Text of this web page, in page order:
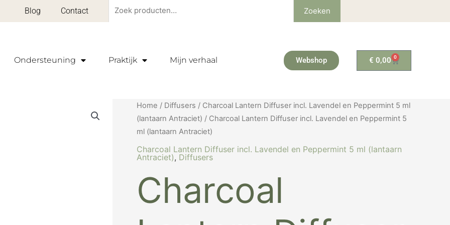
Blog Contact
Zoeken
Zoeken
Ondersteuning Praktijk Mijn verhaal Webshop € 0,00 0
Winkelwagen
Home / Diffusers / Charcoal Lantern Diffuser incl. Lavendel en Peppermint 5 ml
(lantaarn Antraciet) / Charcoal Lantern Diffuser incl. Lavendel en Peppermint 5
ml (lantaarn Antraciet)
Charcoal Lantern Diffuser incl. Lavendel en Peppermint 5 ml (lantaarn
Antraciet), Diffusers
Charcoal
Oorspronkelijke
prijs
was:
€ 122,97.
Huidige
prijs
€ 112,97.
Charcoal
Lantern
Diffuser
incl.
Lavendel
Peppermint
5
(lantaarn